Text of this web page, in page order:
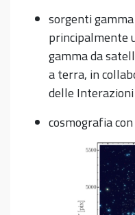
sorgenti
principalmente
gamma da
a terra, in
delle
cosmografia